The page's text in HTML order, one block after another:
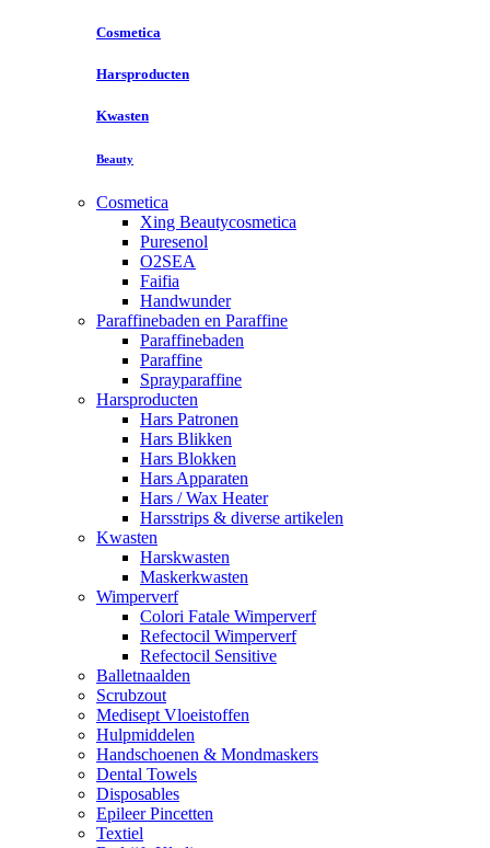
Cosmetica
Harsproducten
Kwasten
Beauty
Cosmetica
Xing Beautycosmetica
Puresenol
O2SEA
Faifia
Handwunder
Paraffinebaden en Paraffine
Paraffinebaden
Paraffine
Sprayparaffine
Harsproducten
Hars Patronen
Hars Blikken
Hars Blokken
Hars Apparaten
Hars / Wax Heater
Harsstrips & diverse artikelen
Kwasten
Harskwasten
Maskerkwasten
Wimperverf
Colori Fatale Wimperverf
Refectocil Wimperverf
Refectocil Sensitive
Balletnaalden
Scrubzout
Medisept Vloeistoffen
Hulpmiddelen
Handschoenen & Mondmaskers
Dental Towels
Disposables
Epileer Pincetten
Textiel